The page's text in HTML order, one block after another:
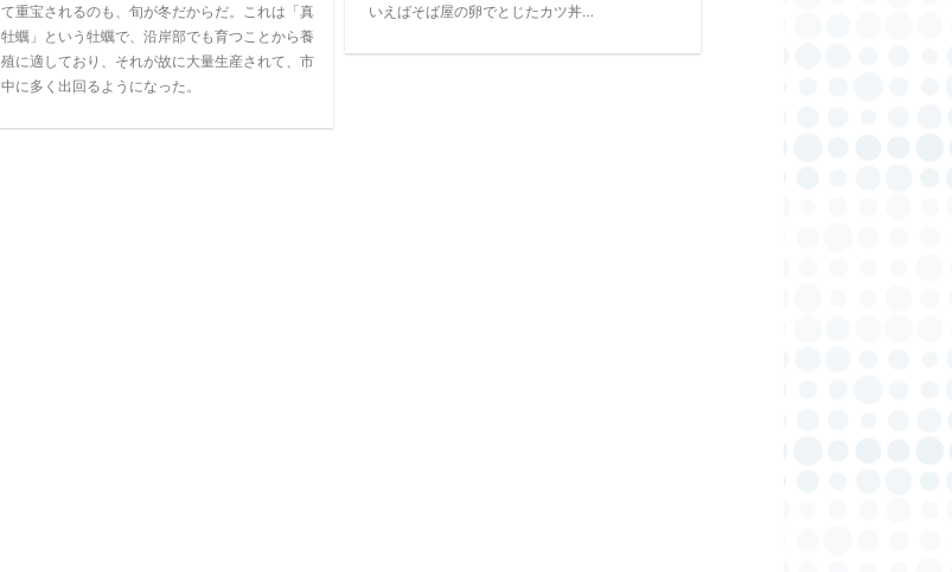
て重宝されるのも、旬が冬だからだ。これは「真
牡蠣」という牡蠣で、沿岸部でも育つことから養
殖に適しており、それが故に大量生産されて、市
中に多く出回るようになった。
いえばそば屋の卵でとじたカツ丼…